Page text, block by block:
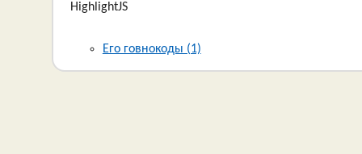
HighlightJS
Его говнокоды (1)